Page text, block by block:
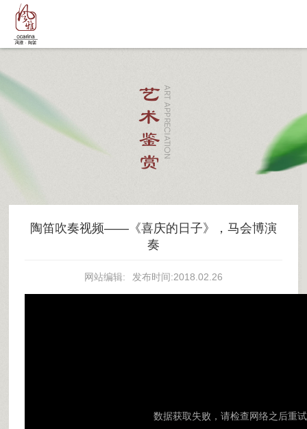
ART APPRECIATION
艺术鉴赏
陶笛吹奏视频——《喜庆的日子》，马会博演
奏
网站编辑: 发布时间:2018.02.26